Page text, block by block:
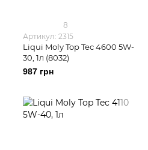
8
Артикул: 2315
Liqui Moly Top Tec 4600 5W-
30, 1л (8032)
987 грн